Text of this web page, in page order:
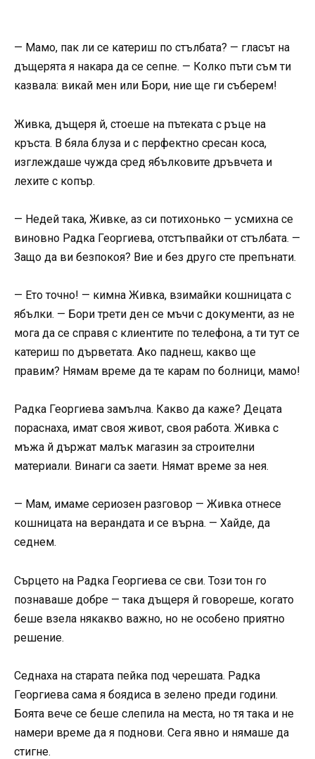
— Мамо, пак ли се катериш по стълбата? — гласът на
дъщерята я накара да се сепне. — Колко пъти съм ти
казвала: викай мен или Бори, ние ще ги съберем!
Живка, дъщеря й, стоеше на пътеката с ръце на
кръста. В бяла блуза и с перфектно сресан коса,
изглеждаше чужда сред ябълковите дръвчета и
лехите с копър.
— Недей така, Живке, аз си потихонько — усмихна се
виновно Радка Георгиева, отстъпвайки от стълбата. —
Защо да ви безпокоя? Вие и без друго сте препънати.
— Ето точно! — кимна Живка, взимайки кошницата с
ябълки. — Бори трети ден се мъчи с документи, аз не
мога да се справя с клиентите по телефона, а ти тут се
катериш по дърветата. Ако паднеш, какво ще
правим? Нямам време да те карам по болници, мамо!
Радка Георгиева замълча. Какво да каже? Децата
пораснаха, имат своя живот, своя работа. Живка с
мъжа й държат малък магазин за строителни
материали. Винаги са заети. Нямат време за нея.
— Мам, имаме сериозен разговор — Живка отнесе
кошницата на верандата и се върна. — Хайде, да
седнем.
Сърцето на Радка Георгиева се сви. Този тон го
познаваше добре — така дъщеря й говореше, когато
беше взела някакво важно, но не особено приятно
решение.
Седнаха на старата пейка под черешата. Радка
Георгиева сама я боядиса в зелено преди години.
Боята вече се беше слепила на места, но тя така и не
намери време да я поднови. Сега явно и нямаше да
стигне.